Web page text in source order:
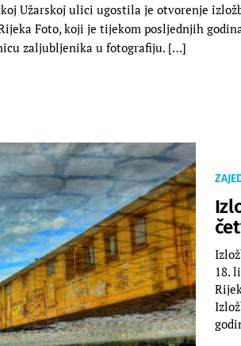
Užarskoj ulici ugostila je otvorenje
Foto, koji je tijekom posljednjih
zaljubljenika u fotografiju. […]
18.